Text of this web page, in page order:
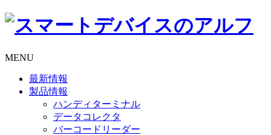
MENU
最新情報
製品情報
ハンディターミナル
データコレクタ
バーコードリーダー